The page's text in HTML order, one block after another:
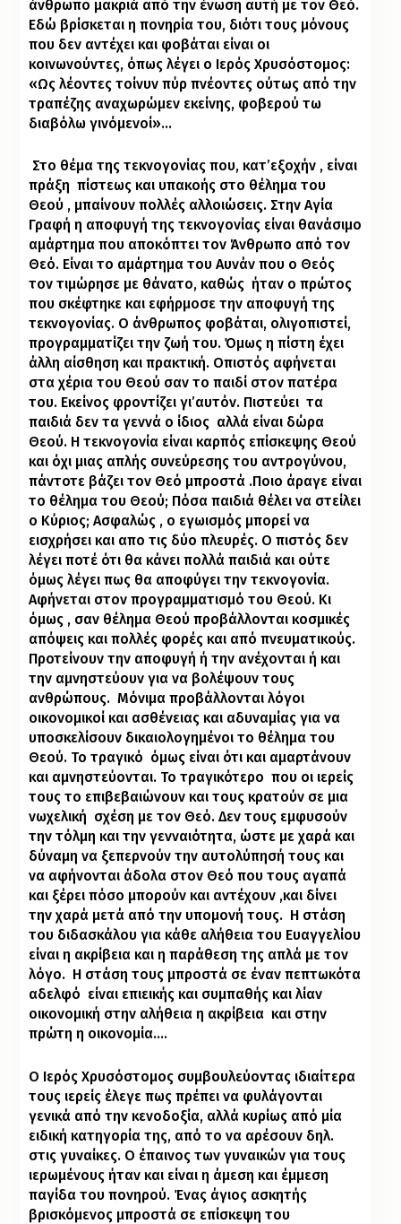
άνθρωπο μακριά από την ένωση αυτή με τον Θεό.
Εδώ βρίσκεται η πονηρία του, διότι τους μόνους
που δεν αντέχει και φοβάται είναι οι
κοινωνούντες, όπως λέγει ο Ιερός Χρυσόστομος:
«Ως λέοντες τοίνυν πύρ πνέοντες ούτως από την
τραπέζης αναχωρώμεν εκείνης, φοβερού τω
διαβόλω γινόμενοί»…
Στο θέμα της τεκνογονίας που, κατ’εξοχήν , είναι
πράξη πίστεως και υπακοής στο θέλημα του
Θεού , μπαίνουν πολλές αλλοιώσεις. Στην Αγία
Γραφή η αποφυγή της τεκνογονίας είναι θανάσιμο
αμάρτημα που αποκόπτει τον Άνθρωπο από τον
Θεό. Είναι το αμάρτημα του Αυνάν που ο Θεός
τον τιμώρησε με θάνατο, καθώς ήταν ο πρώτος
που σκέφτηκε και εφήρμοσε την αποφυγή της
τεκνογονίας. Ο άνθρωπος φοβάται, ολιγοπιστεί,
προγραμματίζει την ζωή του. Όμως η πίστη έχει
άλλη αίσθηση και πρακτική. Οπιστός αφήνεται
στα χέρια του Θεού σαν το παιδί στον πατέρα
του. Εκείνος φροντίζει γι’αυτόν. Πιστεύει τα
παιδιά δεν τα γεννά ο ίδιος αλλά είναι δώρα
Θεού. Η τεκνογονία είναι καρπός επίσκεψης Θεού
και όχι μιας απλής συνεύρεσης του αντρογύνου,
πάντοτε βάζει τον Θεό μπροστά .Ποιο άραγε είναι
το θέλημα του Θεού; Πόσα παιδιά θέλει να στείλει
ο Κύριος; Ασφαλώς , ο εγωισμός μπορεί να
εισχρήσει και απο τις δύο πλευρές. Ο πιστός δεν
λέγει ποτέ ότι θα κάνει πολλά παιδιά και ούτε
όμως λέγει πως θα αποφύγει την τεκνογονία.
Αφήνεται στον προγραμματισμό του Θεού. Κι
όμως , σαν θέλημα Θεού προβάλλονται κοσμικές
απόψεις και πολλές φορές και από πνευματικούς.
Προτείνουν την αποφυγή ή την ανέχονται ή και
την αμνηστεύουν για να βολέψουν τους
ανθρώπους. Μόνιμα προβάλλονται λόγοι
οικονομικοί και ασθένειας και αδυναμίας για να
υποσκελίσουν δικαιολογημένοι το θέλημα του
Θεού. Το τραγικό όμως είναι ότι και αμαρτάνουν
και αμνηστεύονται. Το τραγικότερο που οι ιερείς
τους το επιβεβαιώνουν και τους κρατούν σε μια
νωχελική σχέση με τον Θεό. Δεν τους εμφυσούν
την τόλμη και την γενναιότητα, ώστε με χαρά και
δύναμη να ξεπερνούν την αυτολύπησή τους και
να αφήνονται άδολα στον Θεό που τους αγαπά
και ξέρει πόσο μπορούν και αντέχουν ,και δίνει
την χαρά μετά από την υπομονή τους. Η στάση
του διδασκάλου για κάθε αλήθεια του Ευαγγελίου
είναι η ακρίβεια και η παράθεση της απλά με τον
λόγο. Η στάση τους μπροστά σε έναν πεπτωκότα
αδελφό είναι επιεικής και συμπαθής και λίαν
οικονομική στην αλήθεια η ακρίβεια και στην
πρώτη η οικονομία….
Ο Ιερός Χρυσόστομος συμβουλεύοντας ιδιαίτερα
τους ιερείς έλεγε πως πρέπει να φυλάγονται
γενικά από την κενοδοξία, αλλά κυρίως από μία
ειδική κατηγορία της, από το να αρέσουν δηλ.
στις γυναίκες. Ο έπαινος των γυναικών για τους
ιερωμένους ήταν και είναι η άμεση και έμμεση
παγίδα του πονηρού. Ένας άγιος ασκητής
βρισκόμενος μπροστά σε επίσκεψη του